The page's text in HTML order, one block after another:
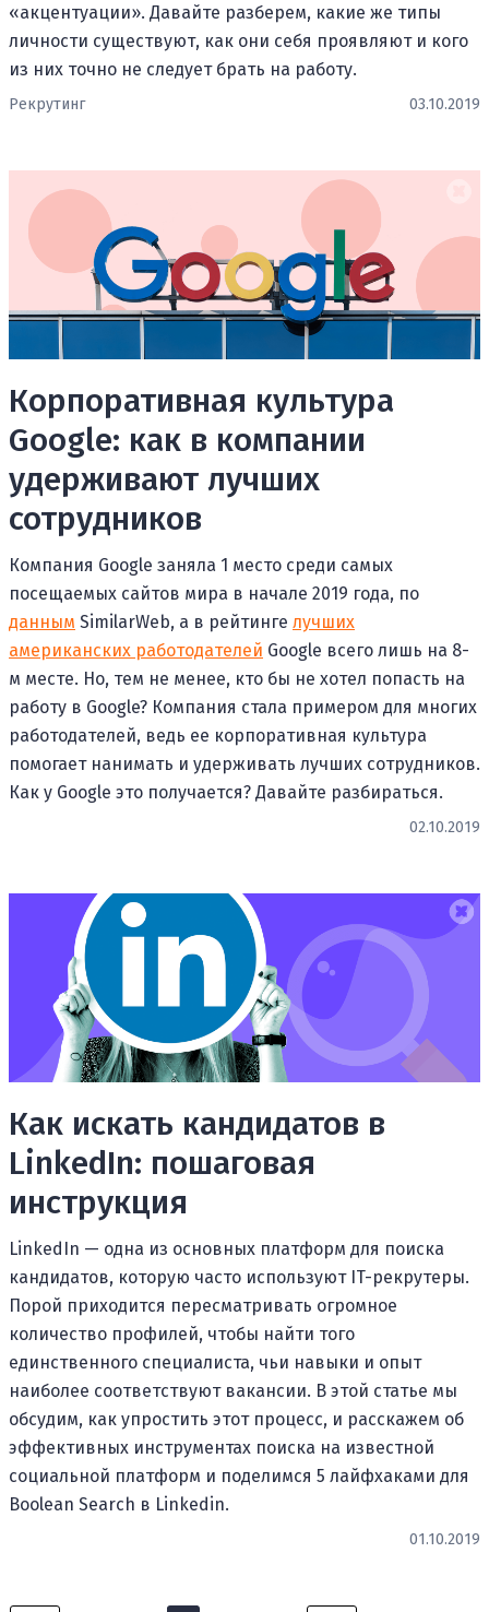
«акцентуации». Давайте разберем, какие же типы
личности существуют, как они себя проявляют и кого
из них точно не следует брать на работу.
Рекрутинг 03.10.2019
Корпоративная культура
Google: как в компании
удерживают лучших
сотрудников
Компания Google заняла 1 место среди самых
посещаемых сайтов мира в начале 2019 года, по
данным SimilarWeb, а в рейтинге лучших
американских работодателей Google всего лишь на 8-
м месте. Но, тем не менее, кто бы не хотел попасть на
работу в Google? Компания стала примером для многих
работодателей, ведь ее корпоративная культура
помогает нанимать и удерживать лучших сотрудников.
Как у Google это получается? Давайте разбираться.
02.10.2019
Как искать кандидатов в
LinkedIn: пошаговая
инструкция
LinkedIn — одна из основных платформ для поиска
кандидатов, которую часто используют IT-рекрутеры.
Порой приходится пересматривать огромное
количество профилей, чтобы найти того
единственного специалиста, чьи навыки и опыт
наиболее соответствуют вакансии. В этой статье мы
обсудим, как упростить этот процесс, и расскажем об
эффективных инструментах поиска на известной
социальной платформ и поделимся 5 лайфхаками для
Boolean Search в Linkedin.
01.10.2019